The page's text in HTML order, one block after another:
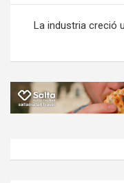
La industria creció